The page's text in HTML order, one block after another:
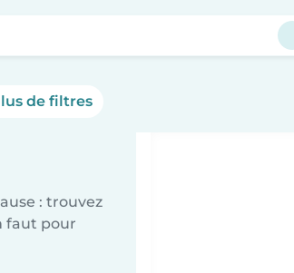
de filtres
: trouvez
faut pour